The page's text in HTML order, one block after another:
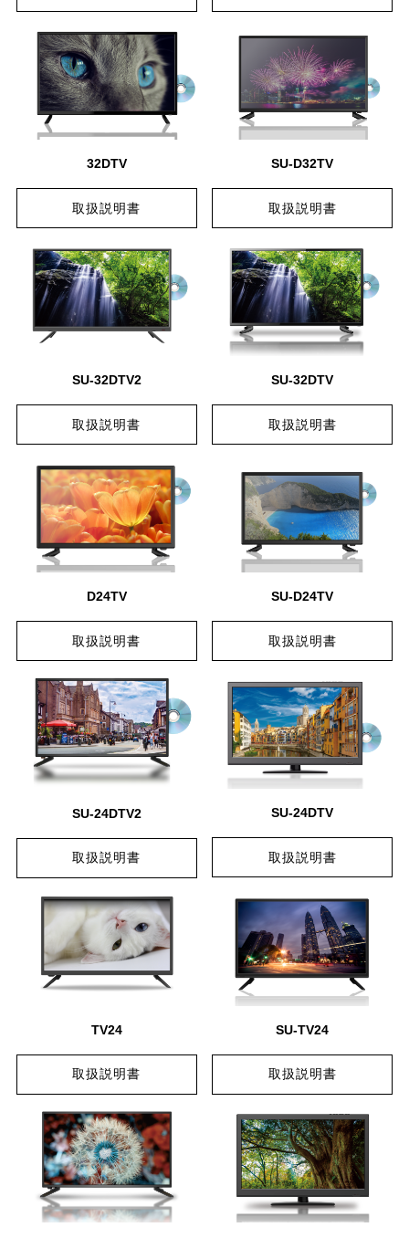
32DTV
取扱説明書
SU-D32TV
取扱説明書
SU-32DTV2
取扱説明書
SU-32DTV
取扱説明書
D24TV
取扱説明書
SU-D24TV
取扱説明書
SU-24DTV2
取扱説明書
SU-24DTV
取扱説明書
TV24
取扱説明書
SU-TV24
取扱説明書